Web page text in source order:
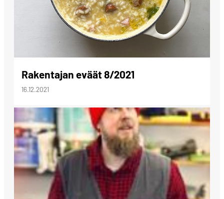
Rakentajan eväät 8/2021
16.12.2021